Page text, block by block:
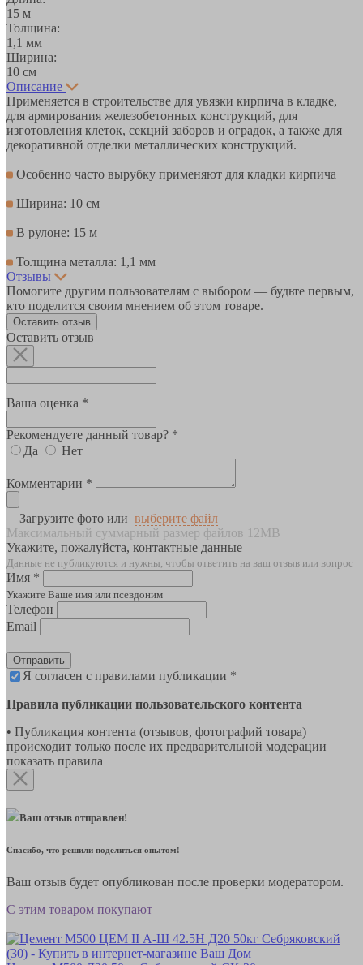
15 м
Толщина:
1,1 мм
Ширина:
10 см
Описание
Применяется в строительстве для увязки кирпича в кладке,
для армирования железобетонных конструкций, для
изготовления клеток, секций заборов и оградок, а также для
декоративной отделки металлических конструкций.
Особенно часто вырубку применяют для кладки кирпича
Ширина: 10 см
В рулоне: 15 м
Толщина металла: 1,1 мм
Отзывы
Помогите другим пользователям с выбором — будьте первым,
кто поделится своим мнением об этом товаре.
Оставить отзыв
Оставить отзыв
Ваша оценка *
Рекомендуете данный товар? *
Да
Нет
Комментарии *
Загрузите фото или выберите файл
Максимальный суммарный размер файлов 12MB
Укажите, пожалуйста, контактные данные
Данные не публикуются и нужны, чтобы ответить на ваш отзыв или вопрос
Имя *
Укажите Ваше имя или псевдоним
Телефон
Email
Отправить
Я согласен с правилами публикации *
Правила публикации пользовательского контента
• Публикация контента (отзывов, фотографий товара)
происходит только после их предварительной модерации
показать правила
Ваш отзыв отправлен!
Спасибо, что решили поделиться опытом!
Ваш отзыв будет опубликован после проверки модератором.
С этим товаром покупают